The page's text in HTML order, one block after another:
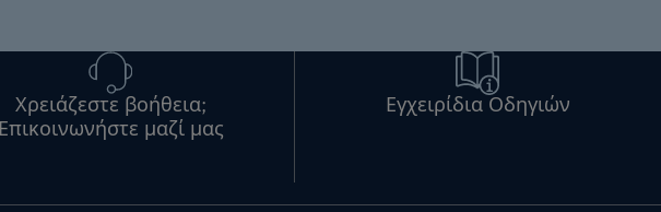
Χρειάζεστε βοήθεια;
Επικοινωνήστε μαζί μας
Εγχειρίδια Οδηγιών